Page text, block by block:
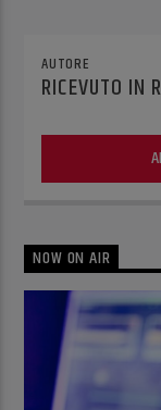
AUTORE
RICEVUTO IN
NOW ON AIR